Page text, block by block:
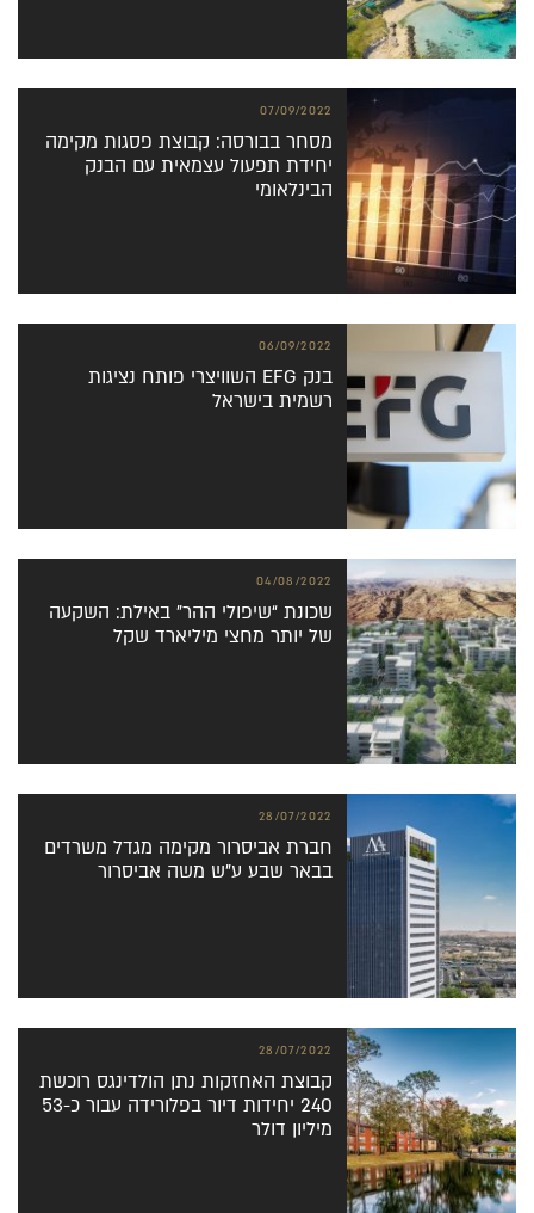
מסחר בבורסה: קבוצת פסגות מקימה
יחידת תפעול עצמאית עם הבנק
הבינלאומי
07/09/2022
בנק EFG השוויצרי פותח נציגות
רשמית בישראל
06/09/2022
שכונת “שיפולי ההר” באילת: השקעה
של יותר מחצי מיליארד שקל
04/08/2022
חברת אביסרור מקימה מגדל משרדים
בבאר שבע ע”ש משה אביסרור
28/07/2022
קבוצת האחזקות נתן הולדינגס רוכשת
240 יחידות דיור בפלורידה עבור כ-53
מיליון דולר
28/07/2022